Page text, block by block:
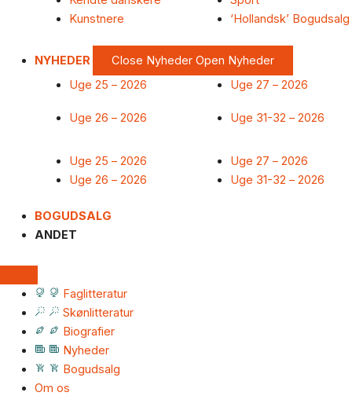
Kunstnere
‘Hollandsk’ Bogudsalg
NYHEDER Close Nyheder Open Nyheder
Uge 25 – 2026
Uge 26 – 2026
Uge 27 – 2026
Uge 31-32 – 2026
Uge 25 – 2026
Uge 26 – 2026
Uge 27 – 2026
Uge 31-32 – 2026
BOGUDSALG
ANDET
Faglitteratur
Skønlitteratur
Biografier
Nyheder
Bogudsalg
Om os